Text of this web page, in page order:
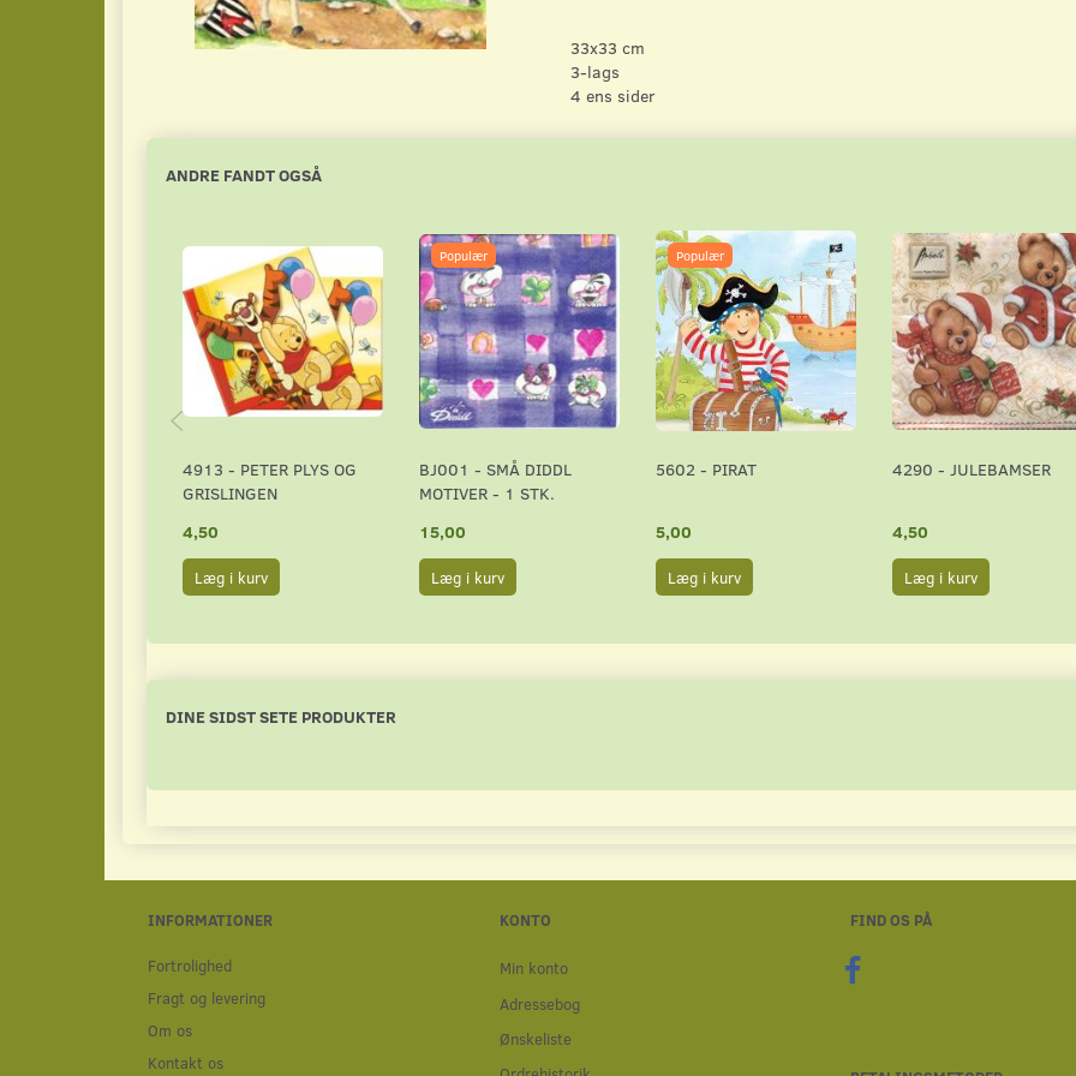
33x33 cm
3-lags
4 ens sider
ANDRE FANDT OGSÅ
4913 - PETER PLYS OG
GRISLINGEN
4,50
Læg i kurv
Populær
BJ001 - SMÅ DIDDL
MOTIVER - 1 STK.
15,00
Læg i kurv
Populær
5602 - PIRAT
5,00
Læg i kurv
4290 - JULEBAMSER
4,50
Læg i kurv
DINE SIDST SETE PRODUKTER
INFORMATIONER
Fortrolighed
Fragt og levering
Om os
Kontakt os
KONTO
Min konto
Adressebog
Ønskeliste
FIND OS PÅ